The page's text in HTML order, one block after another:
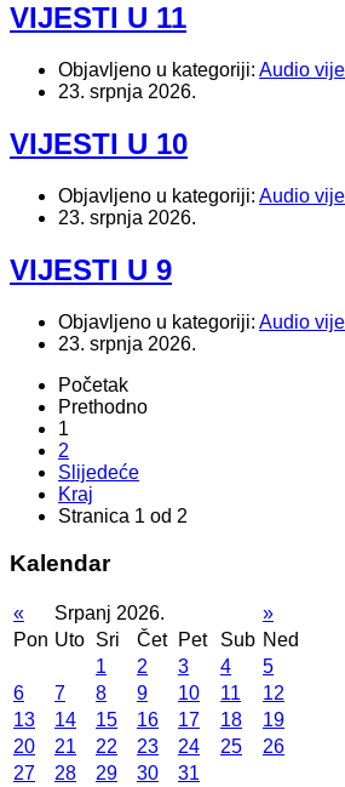
VIJESTI U 11
Objavljeno u kategoriji: Audio
23. srpnja 2026.
VIJESTI U 10
Objavljeno u kategoriji: Audio
23. srpnja 2026.
VIJESTI U 9
Objavljeno u kategoriji: Audio
23. srpnja 2026.
Početak
Prethodno
1
2
Slijedeće
Kraj
Stranica 1 od 2
Kalendar
« Srpanj 2026.
»
Pon Uto Sri Čet Pet Sub Ned
1
2 3 4
5
6
7 8 9 10 11
12
13
14 15 16 17 18
19
20
21 22 23 24 25
26
27
28 29 30 31